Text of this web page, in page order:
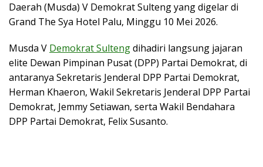
Daerah (Musda) V Demokrat Sulteng yang digelar di
Grand The Sya Hotel Palu, Minggu 10 Mei 2026.
Musda V Demokrat Sultengdihadiri langsung jajaran
elite Dewan Pimpinan Pusat (DPP) Partai Demokrat, di
antaranya Sekretaris Jenderal DPP Partai Demokrat,
Herman Khaeron, Wakil Sekretaris Jenderal DPP Partai
Demokrat, Jemmy Setiawan, serta Wakil Bendahara
DPP Partai Demokrat, Felix Susanto.